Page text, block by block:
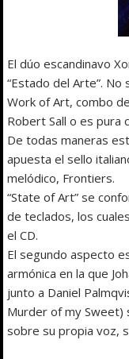
El dúo escandinavo
“Estado del Arte”.
Work of Art, combo
Robert Sall o es pura
De todas maneras
apuesta el sello
melódico, Frontiers.
“State of Art” se
de teclados, los
el CD.
El segundo aspecto
armónica en la que
junto a Daniel
Murder of my Sweet)
sobre su propia voz,